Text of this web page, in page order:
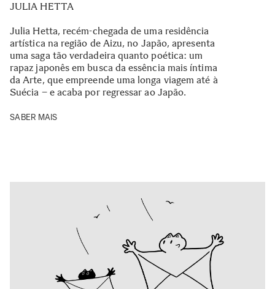
JULIA HETTA
Julia Hetta, recém-chegada de uma residência
artística na região de Aizu, no Japão, apresenta
uma saga tão verdadeira quanto poética: um
rapaz japonês em busca da essência mais íntima
da Arte, que empreende uma longa viagem até à
Suécia – e acaba por regressar ao Japão.
SABER MAIS